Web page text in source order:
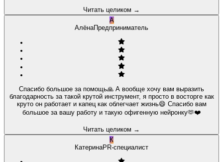
Читать целиком →
А
АлёнаПредприниматель
Спасибо большое за помощь🙏 А вообще хочу вам выразить
благодарность за такой крутой инструмент, я просто в восторге как
круто он работает и капец как облегчает жизнь😄 Спасибо вам
большое за вашу работу и такую офигенную нейронку🫶❤️
Читать целиком →
К
КатеринаPR-специалист